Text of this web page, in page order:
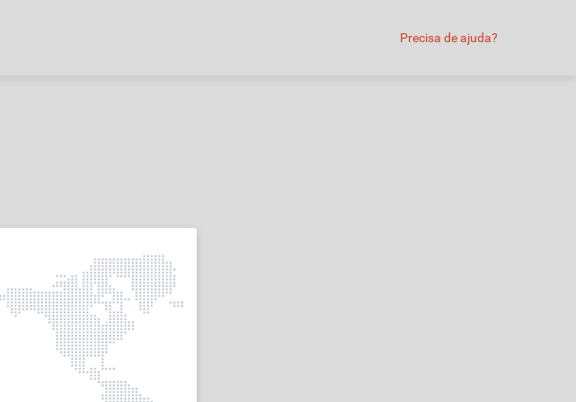
Precisa de ajuda?